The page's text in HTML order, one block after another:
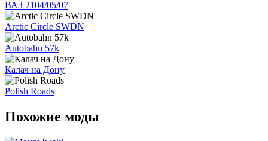
ВАЗ 2104/05/07
Arctic Circle SWDN
Autobahn 57k
Калач на Дону
Polish Roads
Похожие моды